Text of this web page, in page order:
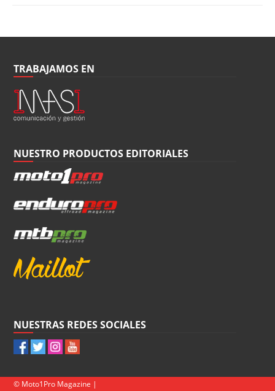
TRABAJAMOS EN
NUESTRO PRODUCTOS EDITORIALES
NUESTRAS REDES SOCIALES
© Moto1Pro Magazine |